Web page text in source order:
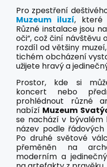
Pro zpestření
Muzeum iluzí, které
Různé instalace jsou
oči“, což činí návštěvu
rozdíl od většiny
tichém obcházení
užijete hravý a
Prostor, kde si
koncert nebo
prohlédnout různé
nabízí Muzeum
se nachází v bývalém
název podle
Po druhé světové
přeměněn na
moderním a